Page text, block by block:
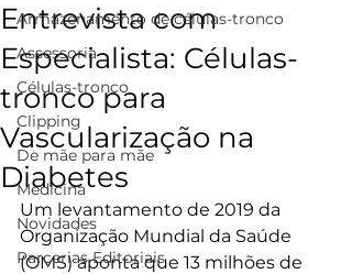
Armazenamento de células-tronco
Assessoria
Células-tronco
Clipping
De mãe para mãe
Medicina
Novidades
Parcerias Editoriais
Entrevista com
Especialista: Células-
tronco para
Vascularização na
Diabetes
Um levantamento de 2019 da
Organização Mundial da Saúde
(OMS) aponta que 13 milhões de